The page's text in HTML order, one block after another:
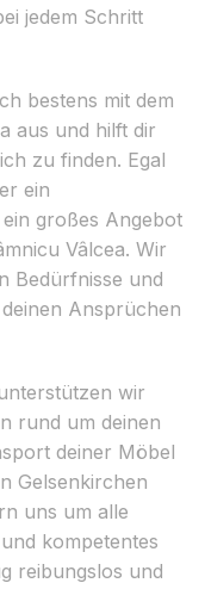
jedem Schritt
bestens mit dem
aus und hilft dir
zu finden. Egal
ein
großes Angebot
Vâlcea. Wir
Bedürfnisse und
Ansprüchen
wir
rund um deinen
deiner Möbel
Gelsenkirchen
uns um alle
kompetentes
reibungslos und